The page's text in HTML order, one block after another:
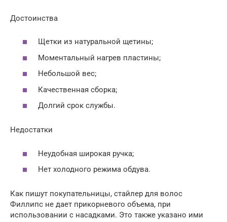
Достоинства
Щетки из натуральной щетины;
Моментальный нагрев пластины;
Небольшой вес;
Качественная сборка;
Долгий срок службы.
Недостатки
Неудобная широкая ручка;
Нет холодного режима обдува.
Как пишут покупательницы, стайлер для волос
Филлипс не дает прикорневого объема, при
использовании с насадками. Это также указано ими